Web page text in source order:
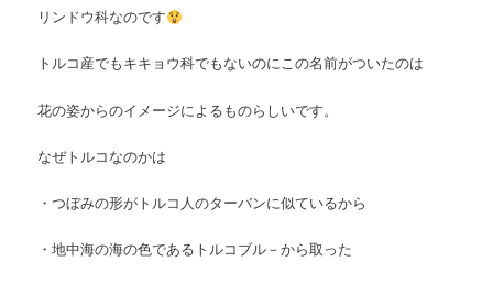
リンドウ科なのです
トルコ産でもキキョウ科でもないのにこの名前がついたのは
花の姿からのイメージによるものらしいです。
なぜトルコなのかは
・つぼみの形がトルコ人のターバンに似ているから
・地中海の海の色であるトルコブル－から取った